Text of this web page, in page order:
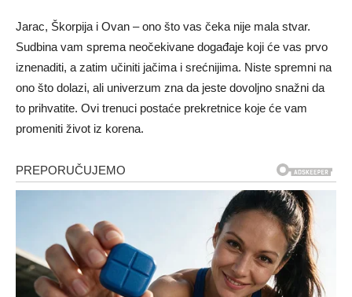
Jarac, Škorpija i Ovan – ono što vas čeka nije mala stvar.
Sudbina vam sprema neočekivane događaje koji će vas prvo
iznenaditi, a zatim učiniti jačima i srećnijima. Niste spremni na
ono što dolazi, ali univerzum zna da jeste dovoljno snažni da
to prihvatite. Ovi trenuci postaće prekretnice koje će vam
promeniti život iz korena.